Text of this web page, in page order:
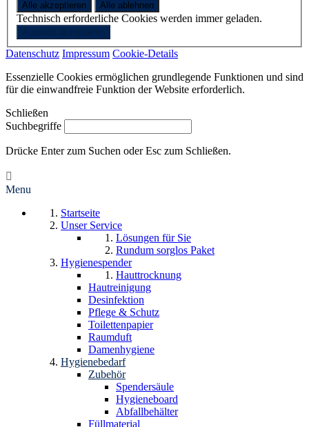
Technisch erforderliche Cookies werden immer geladen.
Datenschutz Impressum Cookie-Details
Essenzielle Cookies ermöglichen grundlegende Funktionen und sind
für die einwandfreie Funktion der Website erforderlich.
Schließen
Suchbegriffe
Drücke Enter zum Suchen oder Esc zum Schließen.
Menu
Startseite
Unser Service
Lösungen für Sie
Rundum sorglos Paket
Hygienespender
Hauttrocknung
Hautreinigung
Desinfektion
Pflege & Schutz
Toilettenpapier
Raumduft
Damenhygiene
Hygienebedarf
Zubehör
Spendersäule
Hygieneboard
Abfallbehälter
Füllmaterial